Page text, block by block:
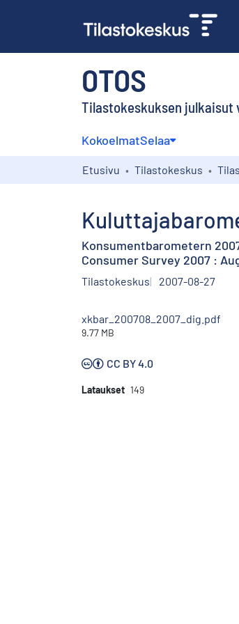
OTOS
Tilastokeskuksen julkaisut
KokoelmatSelaa
Etusivu Tilastokeskus
Konsumentbarometern
Consumer Survey 2007 :
Tilastokeskus 2007-08-27
xkbar_200708_2007_dig.pdf
9.77 MB
CC BY 4.0
Lataukset 149